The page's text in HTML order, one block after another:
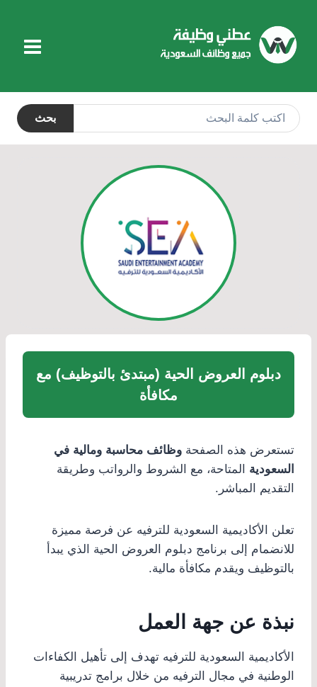
المحتوى
بحث
دبلوم العروض الحية (مبتدئ بالتوظيف) مع
مكافأة
تستعرض هذه الصفحة وظائف محاسبة ومالية في
السعودية المتاحة، مع الشروط والرواتب وطريقة
التقديم المباشر.
تعلن الأكاديمية السعودية للترفيه عن فرصة مميزة
للانضمام إلى برنامج دبلوم العروض الحية الذي يبدأ
بالتوظيف ويقدم مكافأة مالية.
نبذة عن جهة العمل
الأكاديمية السعودية للترفيه تهدف إلى تأهيل الكفاءات
الوطنية في مجال الترفيه من خلال برامج تدريبية